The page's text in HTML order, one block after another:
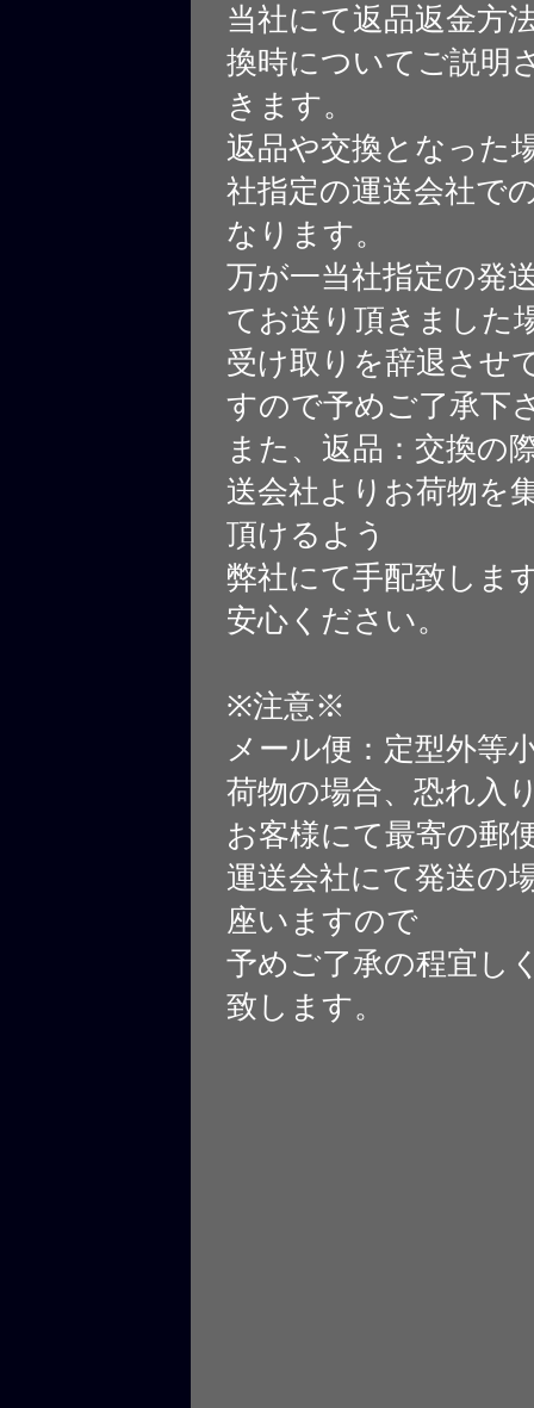
当社にて返品返金方
換時についてご説明
きます。
返品や交換となった
社指定の運送会社で
なります。
万が一当社指定の発
てお送り頂きました
受け取りを辞退させ
すので予めご了承下
また、返品：交換の
送会社よりお荷物を
頂けるよう
弊社にて手配致しま
安心ください。
※注意※
メール便：定型外等
荷物の場合、恐れ入
お客様にて最寄の郵
運送会社にて発送の
座いますので
予めご了承の程宜し
致します。